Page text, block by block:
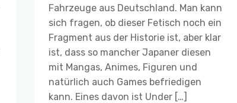
Fahrzeuge aus Deutschland. Man kann
sich fragen, ob dieser Fetisch noch ein
Fragment aus der Historie ist, aber klar
ist, dass so mancher Japaner diesen
mit Mangas, Animes, Figuren und
natürlich auch Games befriedigen
kann. Eines davon ist Under […]